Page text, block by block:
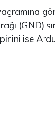
(GND)
ise